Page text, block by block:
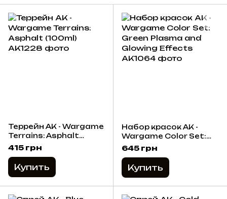
Террейн AK - Wargame
Terrains: Asphalt
(100ml)
415 грн
Купить
Набор красок AK -
Wargame Color Set:
Green Plasma and
Glowing Effects
645 грн
Купить